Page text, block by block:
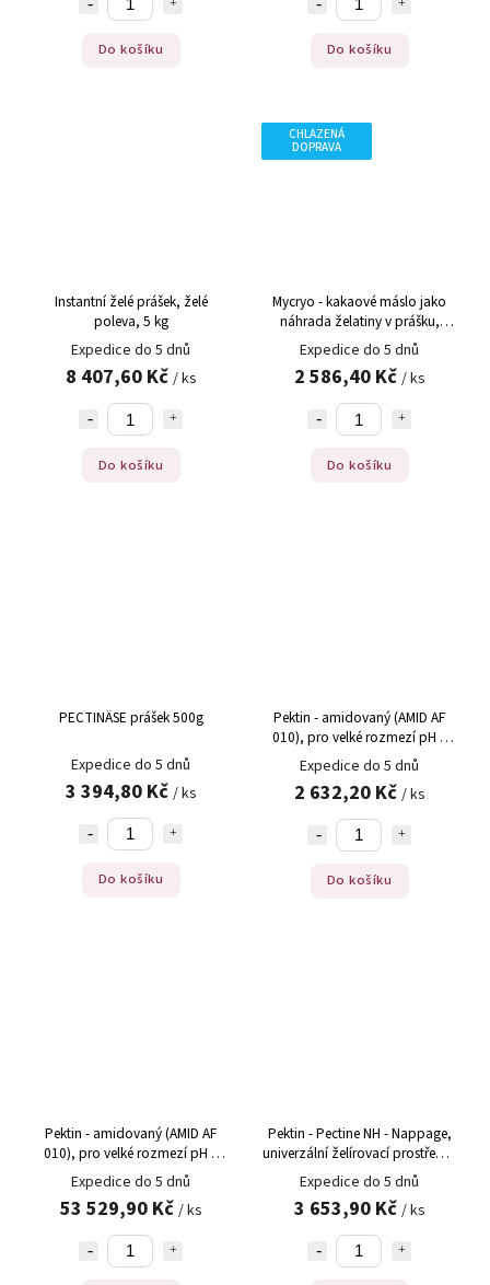
Do košíku Do košíku
Instantní želé prášek, želé
poleva, 5 kg
Expedice do 5 dnů
8 407,60 Kč / ks
Do košíku
CHLAZENÁ
DOPRAVA
Mycryo - kakaové máslo jako
náhrada želatiny v prášku,
práškované, 600 g
Expedice do 5 dnů
2 586,40 Kč / ks
Do košíku
PECTINÄSE prášek 500g
Expedice do 5 dnů
3 394,80 Kč / ks
Do košíku
Pektin - amidovaný (AMID AF
010), pro velké rozmezí pH +
snížený obsah cukru, 1 kg
Expedice do 5 dnů
2 632,20 Kč / ks
Do košíku
Pektin - amidovaný (AMID AF
010), pro velké rozmezí pH +
snížený obsah cukru, 25 kg
Expedice do 5 dnů
53 529,90 Kč / ks
Pektin - Pectine NH - Nappage,
univerzální želírovací prostředek
s ovocnou dužinou, i na
polevu, 1 kg
Expedice do 5 dnů
3 653,90 Kč / ks